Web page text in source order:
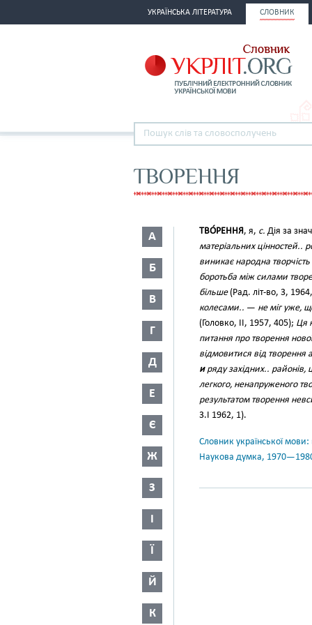
УКРАЇНСЬКА ЛІТЕРАТУРА СЛОВНИК
ТВОРЕННЯ
А
Б
В
Г
Д
Е
Є
Ж
З
І
Ї
Й
К
ТВО́РЕННЯ, я, с. Дія за
матеріальних цінностей..
виникає народна творчість
боротьба між силами
більше(Рад. літ-во, 3,
колесами.. — не міг уже,
(Головко, II, 1957, 405); Ця
питання про творення
відмовитися від творення
иряду західних.. районів,
легкого, ненапруженого
результатом творення
3.I 1962, 1).
Словник української
Наукова думка,